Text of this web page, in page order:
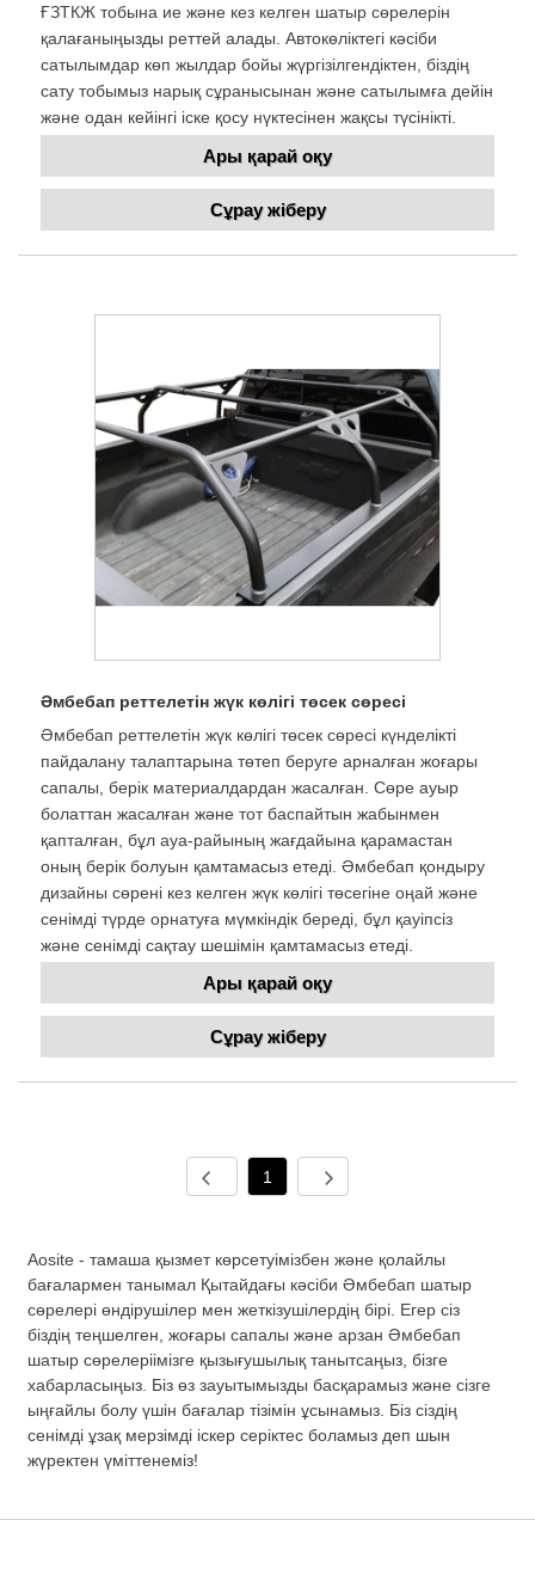
ҒЗТКЖ тобына ие және кез келген шатыр сөрелерін
қалағаныңызды реттей алады. Автокөліктегі кәсіби
сатылымдар көп жылдар бойы жүргізілгендіктен, біздің
сату тобымыз нарық сұранысынан және сатылымға дейін
және одан кейінгі іске қосу нүктесінен жақсы түсінікті.
Ары қарай оқу
Сұрау жіберу
Әмбебап реттелетін жүк көлігі төсек сөресі
Әмбебап реттелетін жүк көлігі төсек сөресі күнделікті
пайдалану талаптарына төтеп беруге арналған жоғары
сапалы, берік материалдардан жасалған. Сөре ауыр
болаттан жасалған және тот баспайтын жабынмен
қапталған, бұл ауа-райының жағдайына қарамастан
оның берік болуын қамтамасыз етеді. Әмбебап қондыру
дизайны сөрені кез келген жүк көлігі төсегіне оңай және
сенімді түрде орнатуға мүмкіндік береді, бұл қауіпсіз
және сенімді сақтау шешімін қамтамасыз етеді.
Ары қарай оқу
Сұрау жіберу
1
Aosite - тамаша қызмет көрсетуімізбен және қолайлы
бағалармен танымал Қытайдағы кәсіби Әмбебап шатыр
сөрелері өндірушілер мен жеткізушілердің бірі. Егер сіз
біздің теңшелген, жоғары сапалы және арзан Әмбебап
шатыр сөрелеріімізге қызығушылық танытсаңыз, бізге
хабарласыңыз. Біз өз зауытымызды басқарамыз және сізге
ыңғайлы болу үшін бағалар тізімін ұсынамыз. Біз сіздің
сенімді ұзақ мерзімді іскер серіктес боламыз деп шын
жүректен үміттенеміз!